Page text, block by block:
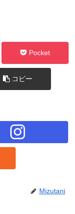
Pocket
コピー
Mizutani